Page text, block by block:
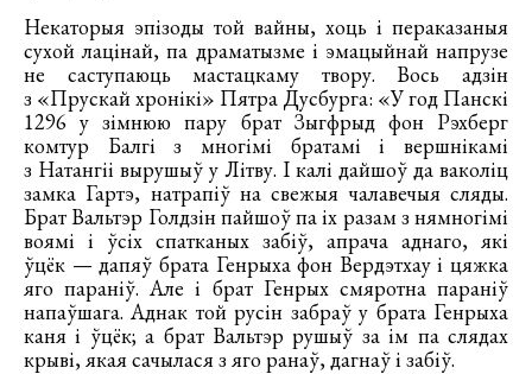
Некаторыя эпізоды той вайны, хоць і пераказаныя
сухой лацінай, па драматызме і эмацыйнай напрузе
не саступаюць мастацкаму твору. Вось адзін
з «Прускай хронікі» Пятра Дусбурга: «У год Панскі
1296 у зімнюю пару брат Зыгфрыд фон Рэхберг
комтур Балгі з многімі братамі і вершнікамі
з Натангіі вырушыў у Літву. І калі дайшоў да ваколіц
замка Гартэ, натрапіў на свежыя чалавечыя сляды.
Брат Вальтэр Голдзін пайшоў па іх разам з нямногімі
воямі і ўсіх спатканых забіў, апрача аднаго, які
ўцёк — дапяў брата Генрыха фон Вердэтхау і цяжка
яго параніў. Але і брат Генрых смяротна параніў
напаўшага. Аднак той русін забраў у брата Генрыха
каня і ўцёк; а брат Вальтэр рушыў за ім па слядах
крыві, якая сачылася з яго ранаў, дагнаў і забіў.